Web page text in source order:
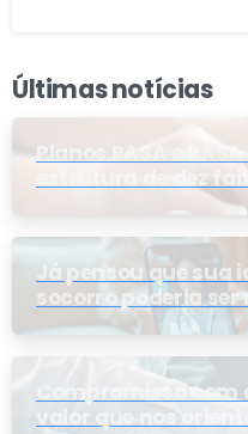
Últimas notícias
Planos PASA e
estrutura de dez
conforme exigência
Já pensou que sua
socorro poderia ser
telemedicina?
Compromisso
valor que nos